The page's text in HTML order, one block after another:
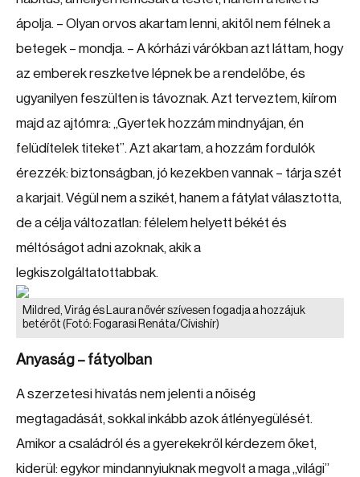
ápolja. – Olyan orvos akartam lenni, akitől nem félnek a
betegek – mondja. – A kórházi várókban azt láttam, hogy
az emberek reszketve lépnek be a rendelőbe, és
ugyanilyen feszülten is távoznak. Azt terveztem, kiírom
majd az ajtómra: „Gyertek hozzám mindnyájan, én
felüdítelek titeket”. Azt akartam, a hozzám fordulók
érezzék: biztonságban, jó kezekben vannak – tárja szét
a karjait. Végül nem a szikét, hanem a fátylat választotta,
de a célja változatlan: félelem helyett békét és
méltóságot adni azoknak, akik a
legkiszolgáltatottabbak.
Mildred, Virág és Laura nővér szívesen fogadja a hozzájuk
betérőt (Fotó: Fogarasi Renáta/Cívishír)
Anyaság – fátyolban
A szerzetesi hivatás nem jelenti a nőiség
megtagadását, sokkal inkább azok átlényegülését.
Amikor a családról és a gyerekekről kérdezem őket,
kiderül: egykor mindannyiuknak megvolt a maga „világi”